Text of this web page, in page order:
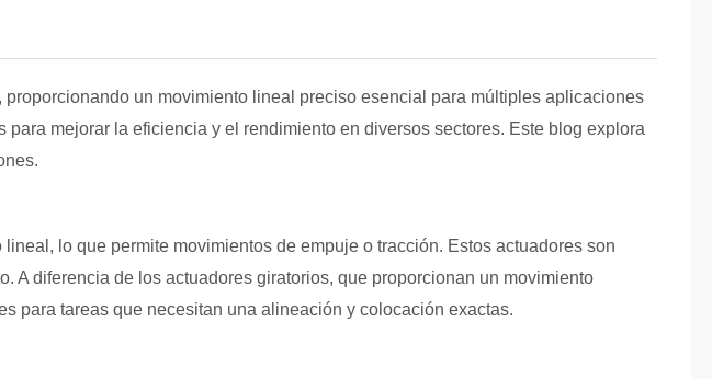
un movimiento lineal preciso esencial para múltiples aplicaciones
mejorar la eficiencia y el rendimiento en diversos sectores. Este blog explora
lo que permite movimientos de empuje o tracción. Estos actuadores son
diferencia de los actuadores giratorios, que proporcionan un movimiento
para tareas que necesitan una alineación y colocación exactas.